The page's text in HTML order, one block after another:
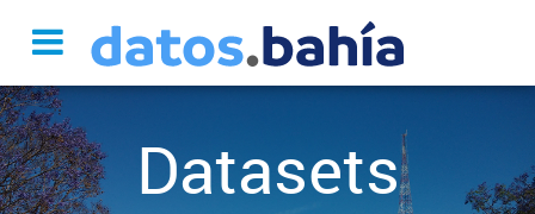
Datasets